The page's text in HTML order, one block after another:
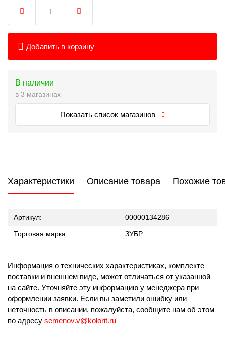
Добавить в корзину
В наличии
в 3 магазинах
Показать список магазинов
Характеристики Описание товара Похожие
Артикул: 00000134286
Торговая марка: ЗУБР
Информация о технических характеристиках, комплекте
поставки и внешнем виде, может отличаться от указанной
на сайте. Уточняйте эту информацию у менеджера при
оформлении заявки. Если вы заметили ошибку или
неточность в описании, пожалуйста, сообщите нам об этом
по адресу semenov.v@kolorit.ru